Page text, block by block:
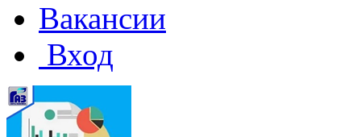
Вакансии
Вход